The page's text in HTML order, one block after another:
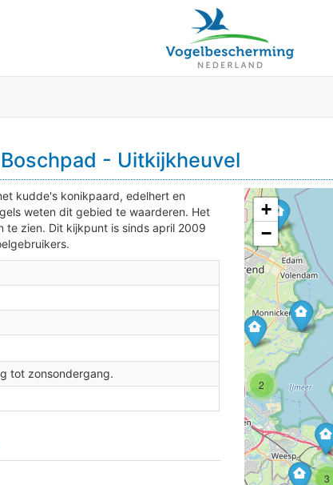
- Uitkijkheuvel
kudde's konikpaard, edelhert en
weten dit gebied te waarderen. Het
te zien. Dit kijkpunt is sinds april 2009
tot zonsondergang.
3
3
2
2
+
−